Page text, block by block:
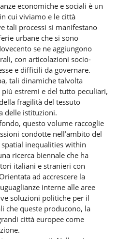
economiche e sociali è un
cui viviamo e le città
tali processi si manifestano
urbane che si sono
se ne aggiungono
con articolazioni socio-
e difficili da governare.
tali dinamiche talvolta
estremi e del tutto peculiari,
fragilità del tessuto
delle istituzioni.
questo volume raccoglie
condotte nell’ambito del
inequalities within
ricerca biennale che ha
italiani e stranieri con
ad accrescere la
interne alle aree
soluzioni politiche per il
che queste producono, la
città europee come